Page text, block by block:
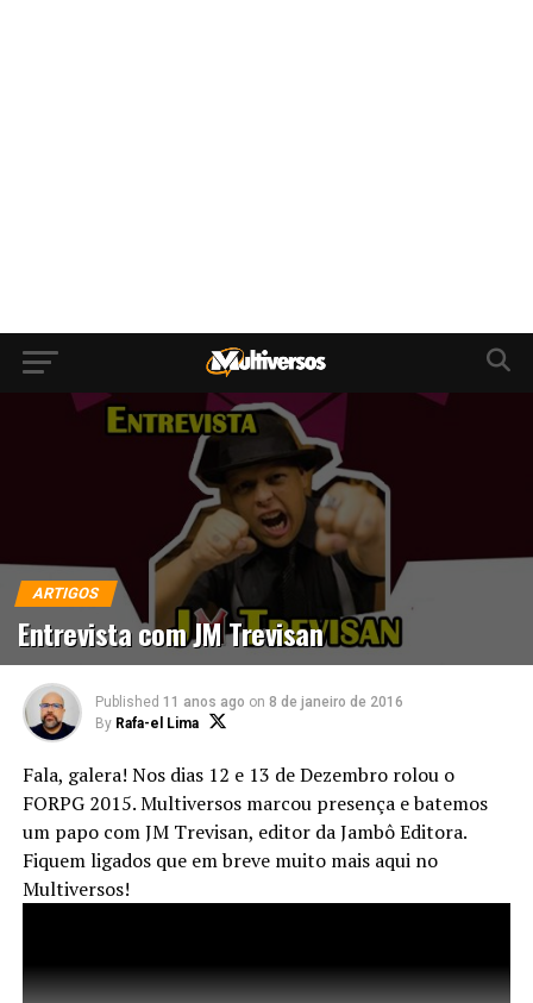
ARTIGOS
Entrevista com JM Trevisan
Published 11 anos ago on 8 de janeiro de 2016
By Rafa-el Lima
Fala, galera! Nos dias 12 e 13 de Dezembro rolou o
FORPG 2015. Multiversos marcou presença e batemos
um papo com JM Trevisan, editor da Jambô Editora.
Fiquem ligados que em breve muito mais aqui no
Multiversos!